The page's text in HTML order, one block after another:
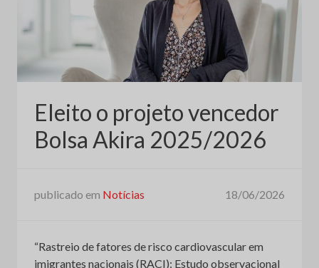
Eleito o projeto vencedor
Bolsa Akira 2025/2026
publicado em Notícias 18/06/2026
“Rastreio de fatores de risco cardiovascular em
imigrantes nacionais (RACI): Estudo observacional